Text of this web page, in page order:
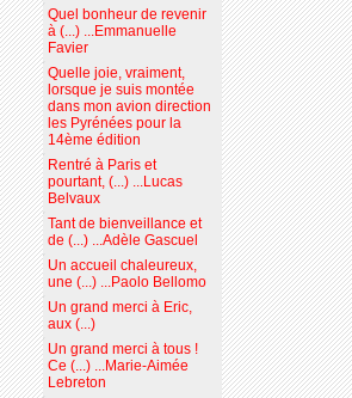
Quel bonheur de revenir
à (...) ...Emmanuelle
Favier
Quelle joie, vraiment,
lorsque je suis montée
dans mon avion direction
les Pyrénées pour la
14ème édition
Rentré à Paris et
pourtant, (...) ...Lucas
Belvaux
Tant de bienveillance et
de (...) ...Adèle Gascuel
Un accueil chaleureux,
une (...) ...Paolo Bellomo
Un grand merci à Eric,
aux (...)
Un grand merci à tous !
Ce (...) ...Marie-Aimée
Lebreton